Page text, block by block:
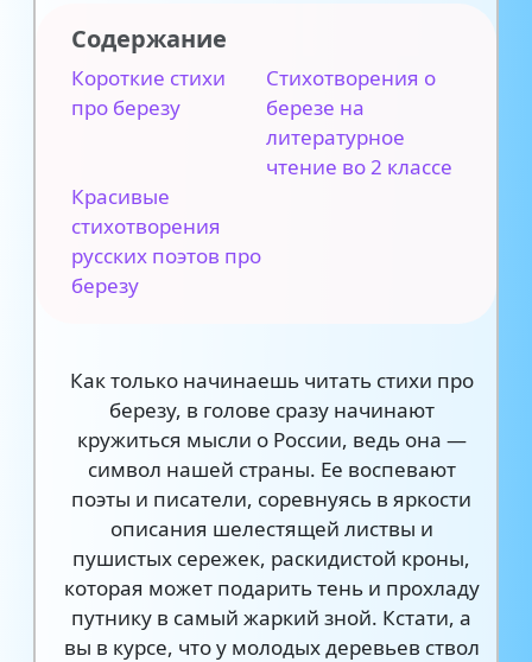
Содержание
Короткие стихи
про березу
Стихотворения о
березе на
литературное
чтение во 2 классе
Красивые
стихотворения
русских поэтов про
березу
Как только начинаешь читать стихи про
березу, в голове сразу начинают
кружиться мысли о России, ведь она —
символ нашей страны. Ее воспевают
поэты и писатели, соревнуясь в яркости
описания шелестящей листвы и
пушистых сережек, раскидистой кроны,
которая может подарить тень и прохладу
путнику в самый жаркий зной. Кстати, а
вы в курсе, что у молодых деревьев ствол